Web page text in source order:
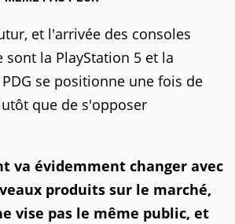
et l'arrivée des consoles
sont la PlayStation 5 et la
se positionne une fois de
que de s'opposer
va évidemment changer avec
produits sur le marché,
vise pas le même public, et